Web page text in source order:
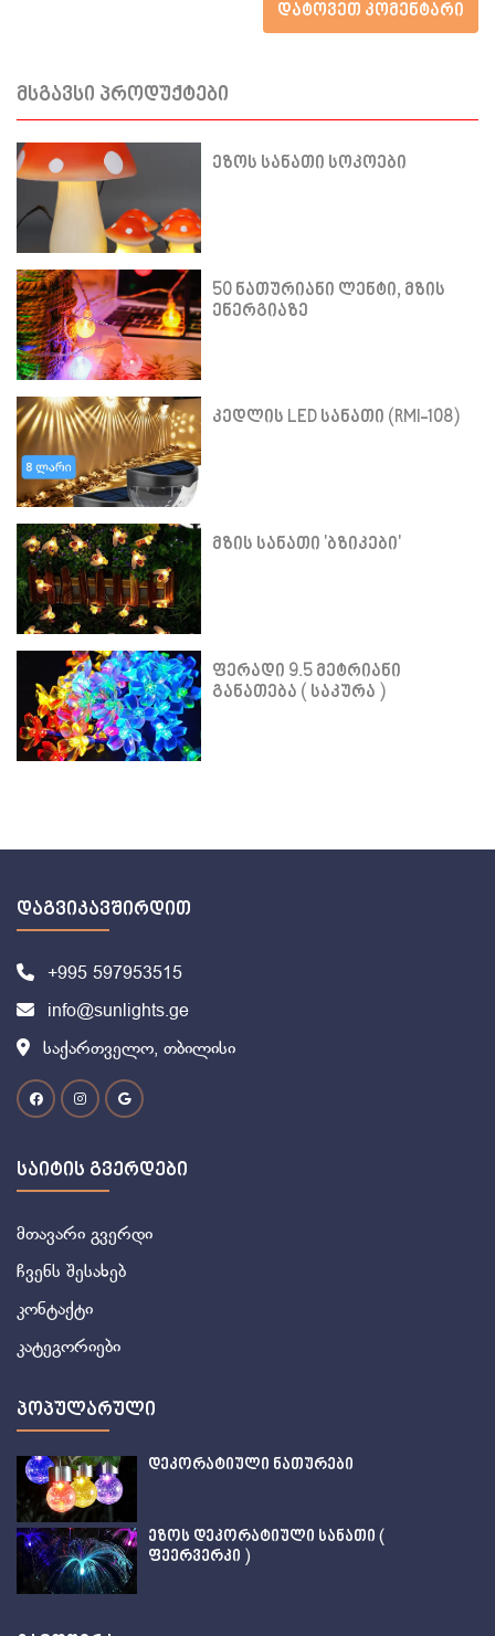
დატოვეთ კომენტარი
მსგავსი პროდუქტები
ეზოს სანათი სოკოები
50 ნათურიანი ლენტი, მზის
ენერგიაზე
კედლის LED სანათი (RMI-108)
მზის სანათი 'ბზიკები'
ფერადი 9.5 მეტრიანი
განათება ( საკურა )
დაგვიკავშირდით
+995 597953515
info@sunlights.ge
საქართველო, თბილისი
საიტის გვერდები
მთავარი გვერდი
ჩვენს შესახებ
კონტაქტი
კატეგორიები
პოპულარული
დეკორატიული ნათურები
ეზოს დეკორატიული სანათი (
ფეერვერკი )